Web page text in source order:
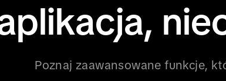
Poznaj zaawansowane funkcje,